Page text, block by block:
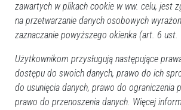
zawartych w plikach cookie w ww. celu, jest
na przetwarzanie danych osobowych
zaznaczanie powyższego okienka (art. 6
Użytkownikom przysługują następujące
dostępu do swoich danych, prawo do ich
do usunięcia danych, prawo do ograniczenia
prawo do przenoszenia danych. Więcej